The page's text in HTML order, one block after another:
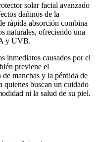
solar facial avanzado
dañinos de la
rápida absorción combina
naturales, ofreciendo una
y UVB.
inmediatos causados por el
previene el
manchas y la pérdida de
quienes buscan un cuidado
ni la salud de su piel.